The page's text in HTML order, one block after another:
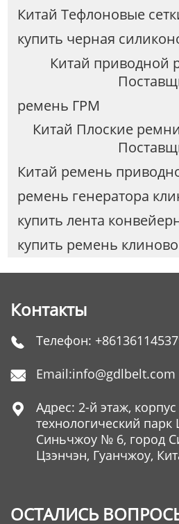
Китай Tефлоновые
купить черная
Китай приводной
ремень ГРМ
Китай Плоские
Китай ремень
ремень генератора
купить лента
купить ремень
Контакты
 Телефон:
 Email:info@gdlbelt.com

Адрес: 2-й этаж,
технологический
Синьчжоу № 6, город
Цзэнчэн, Гуанчжоу,
ОСТАЛИСЬ